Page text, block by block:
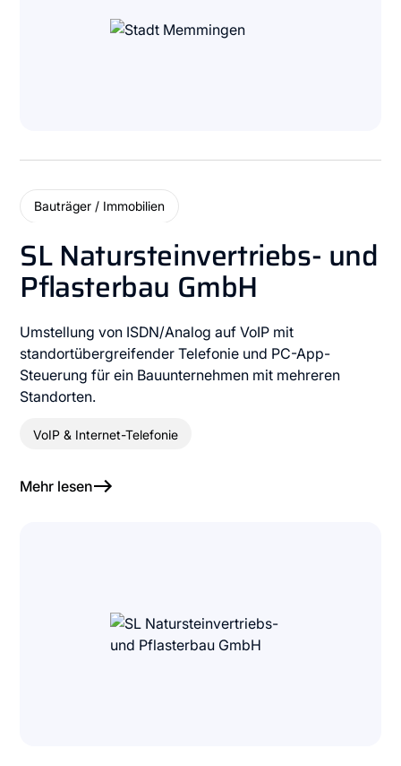
Bauträger / Immobilien
SL Natursteinvertriebs- und
Pflasterbau GmbH
Umstellung von ISDN/Analog auf VoIP mit
standortübergreifender Telefonie und PC-App-
Steuerung für ein Bauunternehmen mit mehreren
Standorten.
VoIP & Internet-Telefonie
Mehr lesen